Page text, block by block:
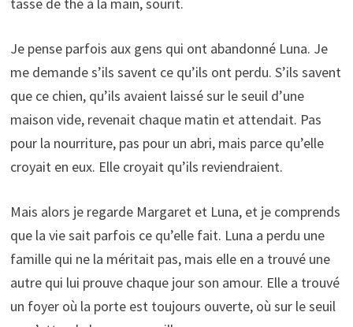
tasse de thé à la main, sourit.
Je pense parfois aux gens qui ont abandonné Luna. Je
me demande s’ils savent ce qu’ils ont perdu. S’ils savent
que ce chien, qu’ils avaient laissé sur le seuil d’une
maison vide, revenait chaque matin et attendait. Pas
pour la nourriture, pas pour un abri, mais parce qu’elle
croyait en eux. Elle croyait qu’ils reviendraient.
Mais alors je regarde Margaret et Luna, et je comprends
que la vie sait parfois ce qu’elle fait. Luna a perdu une
famille qui ne la méritait pas, mais elle en a trouvé une
autre qui lui prouve chaque jour son amour. Elle a trouvé
un foyer où la porte est toujours ouverte, où sur le seuil